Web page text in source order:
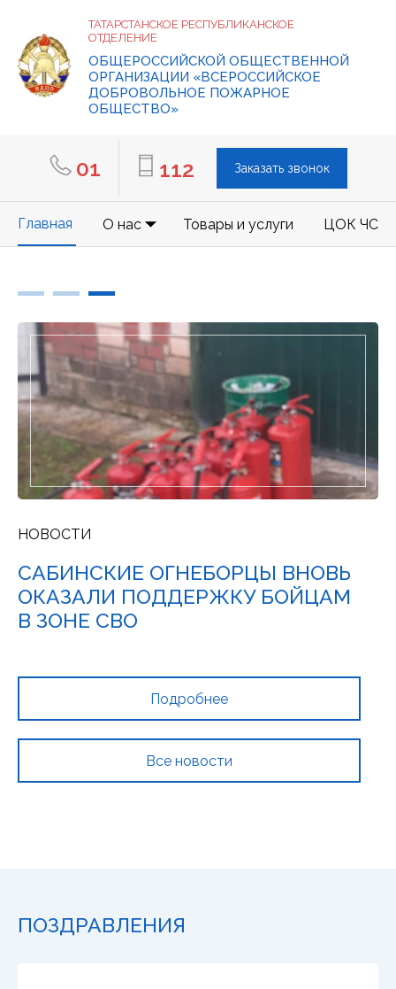
ТАТАРСТАНСКОЕ РЕСПУБЛИКАНСКОЕ
ОТДЕЛЕНИЕ
ОБЩЕРОССИЙСКОЙ ОБЩЕСТВЕННОЙ
ОРГАНИЗАЦИИ «ВСЕРОССИЙСКОЕ
ДОБРОВОЛЬНОЕ ПОЖАРНОЕ
ОБЩЕСТВО»
01 112 Заказать звонок
Главная О нас Товары и услуги ЦОК ЧС
НОВОСТИ
САБИНСКИЕ ОГНЕБОРЦЫ ВНОВЬ
ОКАЗАЛИ ПОДДЕРЖКУ БОЙЦАМ
В ЗОНЕ СВО
Подробнее
Все новости
ПОЗДРАВЛЕНИЯ